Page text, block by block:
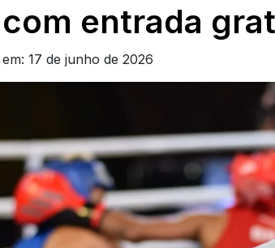
entrada
17 de junho de 2026